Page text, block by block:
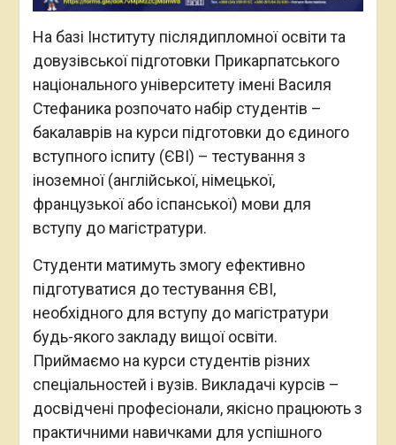
На базі Інституту післядипломної освіти та
довузівської підготовки Прикарпатського
національного університету імені Василя
Стефаника розпочато набір студентів –
бакалаврів на курси підготовки до єдиного
вступного іспиту (ЄВІ) – тестування з
іноземної (англійської, німецької,
французької або іспанської) мови для
вступу до магістратури.
Студенти матимуть змогу ефективно
підготуватися до тестування ЄВІ,
необхідного для вступу до магістратури
будь-якого закладу вищої освіти.
Приймаємо на курси студентів різних
спеціальностей і вузів. Викладачі курсів –
досвідчені професіонали, якісно працюють з
практичними навичками для успішного